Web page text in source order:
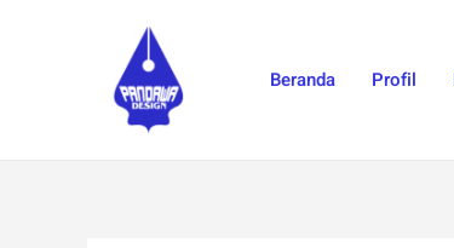
Beranda Profil